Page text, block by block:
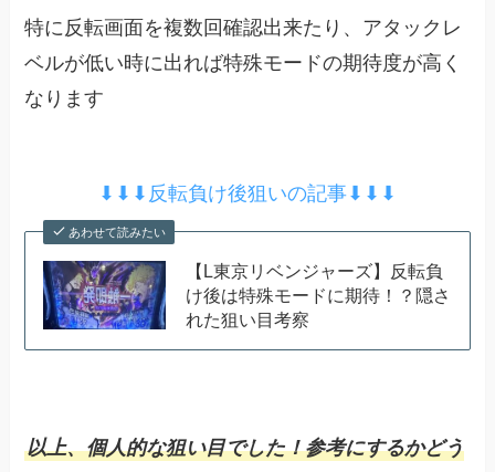
特に反転画面を複数回確認出来たり、アタックレ
ベルが低い時に出れば特殊モードの期待度が高く
なります
⬇︎⬇︎⬇︎反転負け後狙いの記事⬇︎⬇︎⬇︎
あわせて読みたい
【L東京リベンジャーズ】反転負
け後は特殊モードに期待！？隠さ
れた狙い目考察
以上、個人的な狙い目でした！参考にするかどう